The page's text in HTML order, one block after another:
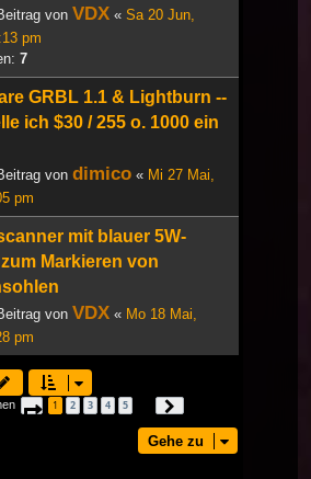
von VDX « Sa 20 Jun,
pm
7
GRBL 1.1 & Lightburn --
ich $30 / 255 o. 1000 ein
von dimico « Mi 27 Mai,
pm
mit blauer 5W-
Markieren von
von VDX « Mo 18 Mai,
pm
Seite 1von
1 2 3 4 5
Gehe zu